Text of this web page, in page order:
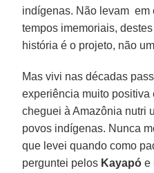
indígenas. Não levam em
tempos imemoriais,
história é o projeto, não
Mas vivi nas décadas
experiência muito
cheguei à Amazônia nutri
povos indígenas. Nunca
que levei quando como
perguntei pelos Kayapó e